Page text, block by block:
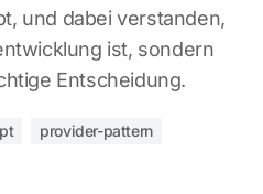
und dabei verstanden,
ist, sondern
Entscheidung.
provider-pattern